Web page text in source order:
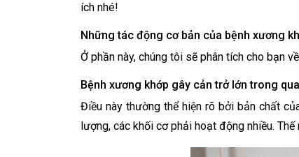
ích nhé!
Những tác động cơ bản của bệnh xương
Ở phần này, chúng tôi sẽ phân tích cho bạn
Bệnh xương khớp gây cản trở lớn trong
Điều này thường thể hiện rõ bởi bản chất
lượng, các khối cơ phải hoạt động nhiều.